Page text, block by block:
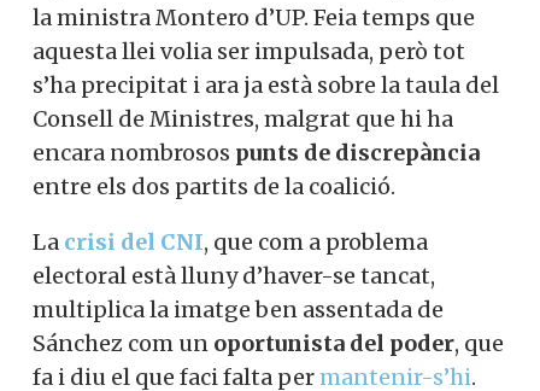
la ministra Montero d’UP. Feia temps que
aquesta llei volia ser impulsada, però tot
s’ha precipitat i ara ja està sobre la taula del
Consell de Ministres, malgrat que hi ha
encara nombrosos punts de discrepància
entre els dos partits de la coalició.
La crisi del CNI, que com a problema
electoral està lluny d’haver-se tancat,
multiplica la imatge ben assentada de
Sánchez com un oportunista del poder, que
fa i diu el que faci falta permantenir-s’hi.